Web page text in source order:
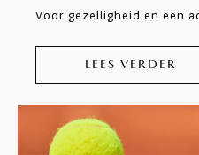
Voor gezelligheid en een
LEES VERDER